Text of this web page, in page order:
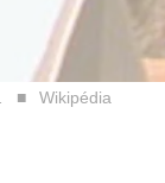
Wikipédia